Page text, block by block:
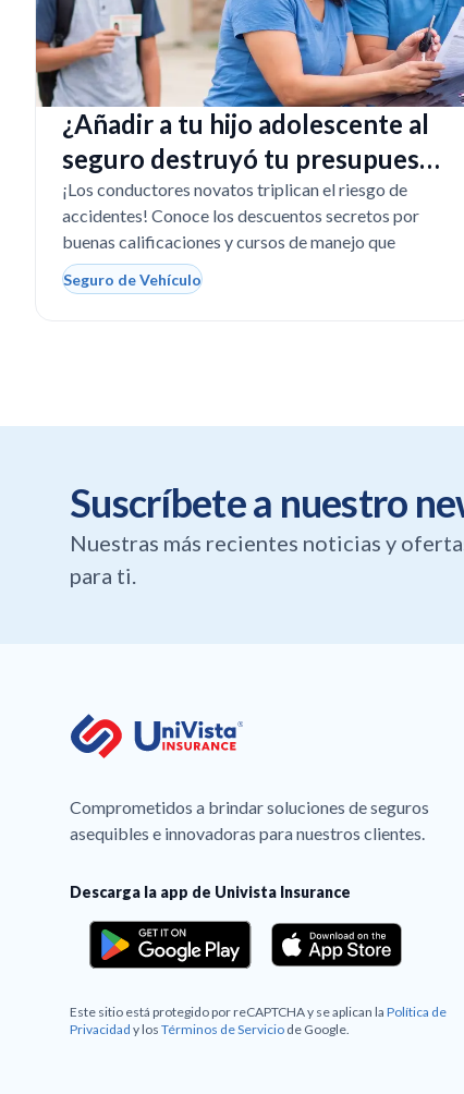
¿Añadir a tu hijo adolescente al
seguro destruyó tu presupuesto
en Texas?
¡Los conductores novatos triplican el riesgo de
accidentes! Conoce los descuentos secretos por
buenas calificaciones y cursos de manejo que
Seguro de Vehículo
Suscríbete a nuestro
Nuestras más recientes noticias y
para ti.
Comprometidos a brindar soluciones de seguros
asequibles e innovadoras para nuestros clientes.
Descarga la app de Univista Insurance
Este sitio está protegido por reCAPTCHA y se aplican la Política de
Privacidad y los Términos de Servicio de Google.